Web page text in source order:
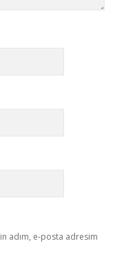
adım, e-posta adresim